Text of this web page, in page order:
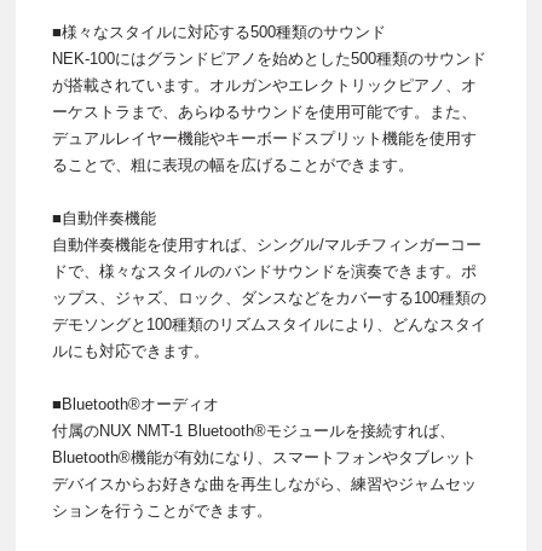
■様々なスタイルに対応する500種類のサウンド
NEK-100にはグランドピアノを始めとした500種類のサウンド
が搭載されています。オルガンやエレクトリックピアノ、オ
ーケストラまで、あらゆるサウンドを使用可能です。また、
デュアルレイヤー機能やキーボードスプリット機能を使用す
ることで、粗に表現の幅を広げることができます。
■自動伴奏機能
自動伴奏機能を使用すれば、シングル/マルチフィンガーコー
ドで、様々なスタイルのバンドサウンドを演奏できます。ポ
ップス、ジャズ、ロック、ダンスなどをカバーする100種類の
デモソングと100種類のリズムスタイルにより、どんなスタイ
ルにも対応できます。
■Bluetooth®オーディオ
付属のNUX NMT-1 Bluetooth®モジュールを接続すれば、
Bluetooth®機能が有効になり、スマートフォンやタブレット
デバイスからお好きな曲を再生しながら、練習やジャムセッ
ションを行うことができます。